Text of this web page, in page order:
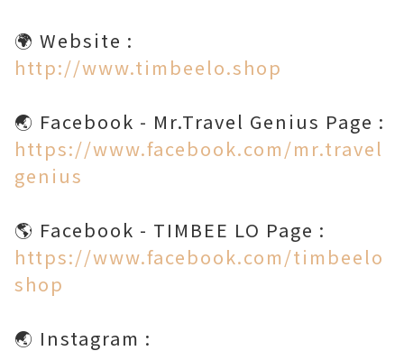
http://www.timbeelo.shop
https://www.facebook.com/mr.travel
genius
https://www.facebook.com/timbeelo
shop